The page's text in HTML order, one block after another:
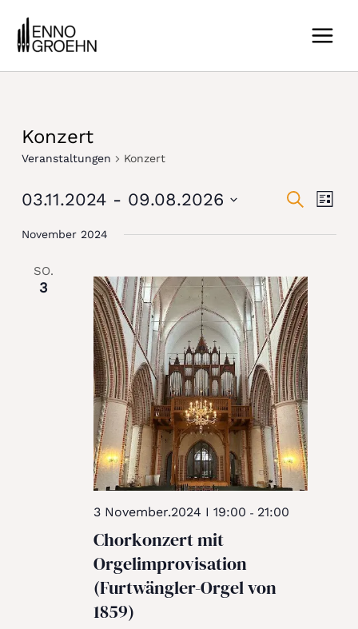
Inhalt
springen
Konzert
Veranstaltungen Konzert
und
SUCHE
LISTE
03.11.2024 - 09.08.2026
wählen.
November 2024
SO.
3
3 November.2024 I 19:00 - 21:00
Chorkonzert mit
Orgelimprovisation
(Furtwängler-Orgel von
1859)